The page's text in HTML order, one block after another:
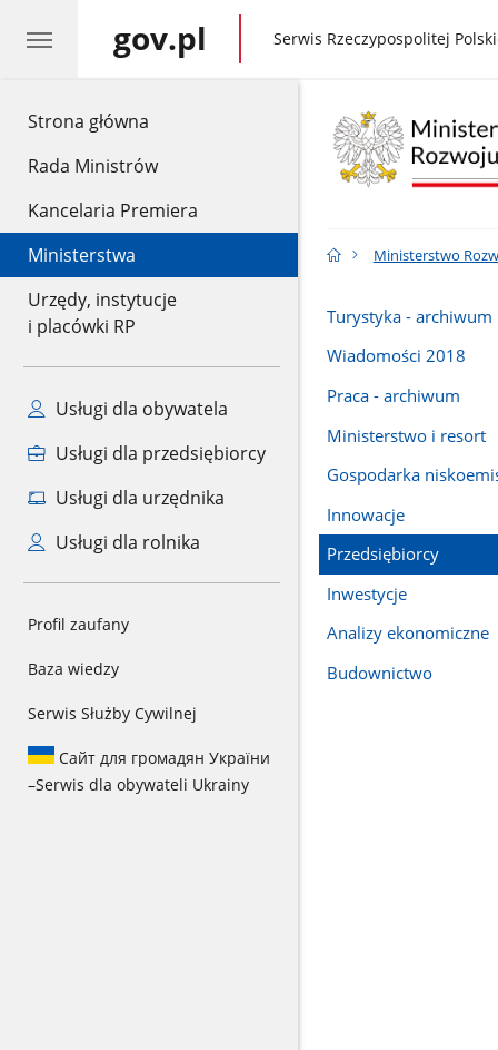
Strona główna
Rada Ministrów
Kancelaria Premiera
Ministerstwa
Urzędy, instytucje
i placówki RP
Usługi dla obywatela
Usługi dla przedsiębiorcy
Usługi dla urzędnika
Usługi dla rolnika
Profil zaufany
Baza wiedzy
Serwis Służby Cywilnej
Сайт для громадян України
–Serwis dla obywateli Ukrainy
gov.pl gov.pl
Serwis Rzeczypospolitej
Ministerstwo
Turystyka - archiwum
Wiadomości 2018
Praca - archiwum
Ministerstwo i resort
Gospodarka
Innowacje
Przedsiębiorcy
Inwestycje
Analizy ekonomiczne
Budownictwo